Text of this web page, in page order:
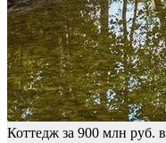
Коттедж за 900 млн